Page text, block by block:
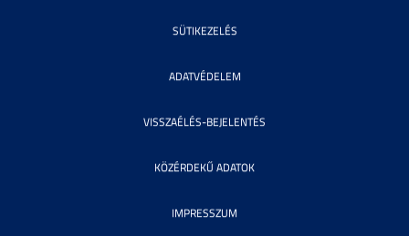
SÜTIKEZELÉS
ADATVÉDELEM
VISSZAÉLÉS-BEJELENTÉS
KÖZÉRDEKŰ ADATOK
IMPRESSZUM